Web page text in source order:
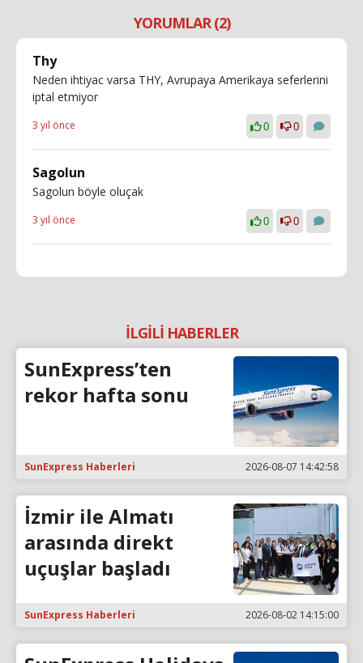
YORUMLAR (2)
Thy
Neden ihtiyac varsa THY, Avrupaya Amerikaya seferlerini
iptal etmiyor
3 yıl önce 0 0
Sagolun
Sagolun böyle oluçak
3 yıl önce 0 0
İLGİLİ HABERLER
SunExpress’ten
rekor hafta sonu
SunExpress Haberleri 2026-08-07 14:42:58
İzmir ile Almatı
arasında direkt
uçuşlar başladı
SunExpress Haberleri 2026-08-02 14:15:00